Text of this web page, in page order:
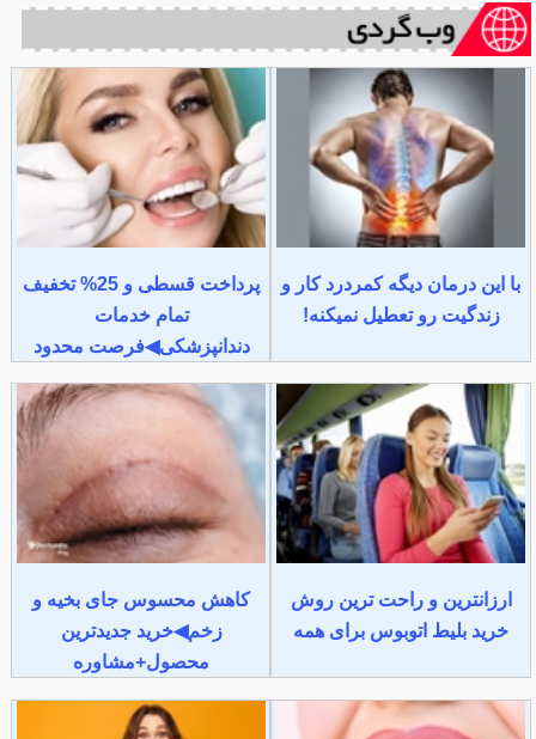
با این درمان دیگه کمردرد کار و
زندگیت رو تعطیل نمیکنه!
پرداخت قسطی و 25% تخفیف
تمام خدمات
دندانپزشکی◀فرصت محدود
ارزانترین و راحت ترین روش
خرید بلیط اتوبوس برای همه
کاهش محسوس جای بخیه و
زخم◀خرید جدیدترین
محصول+مشاوره